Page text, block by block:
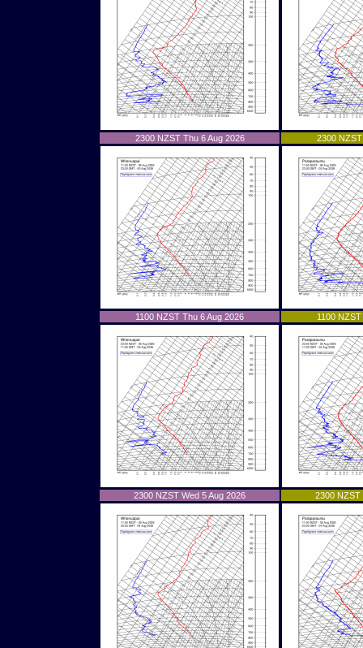
2300 NZST Thu 6 Aug 2026 2300
1100 NZST Thu 6 Aug 2026 1100
2300 NZST Wed 5 Aug 2026 2300 NZST